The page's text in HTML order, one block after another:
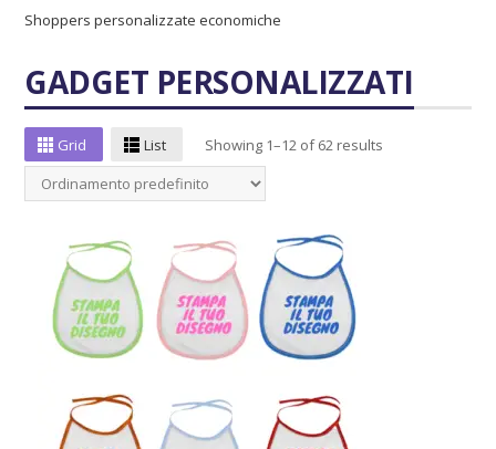
Shoppers personalizzate economiche
GADGET PERSONALIZZATI
Grid List Showing 1–12 of 62 results